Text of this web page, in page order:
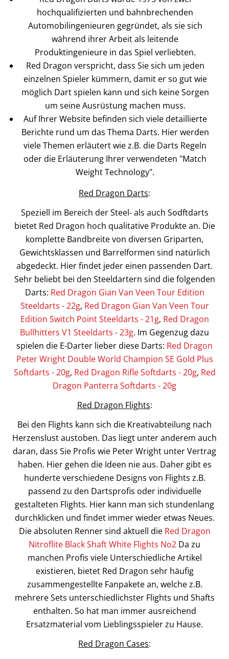
hochqualifizierten und bahnbrechenden
Automobilingenieuren gegründet, als sie sich
während ihrer Arbeit als leitende
Produktingenieure in das Spiel verliebten.
Red Dragon verspricht, dass Sie sich um jeden
einzelnen Spieler kümmern, damit er so gut wie
möglich Dart spielen kann und sich keine Sorgen
um seine Ausrüstung machen muss.
Auf Ihrer Website befinden sich viele detaillierte
Berichte rund um das Thema Darts. Hier werden
viele Themen erläutert wie z.B. die Darts Regeln
oder die Erläuterung Ihrer verwendeten "Match
Weight Technology".
Red Dragon Darts:
Speziell im Bereich der Steel- als auch Sodftdarts
bietet Red Dragon hoch qualitative Produkte an. Die
komplette Bandbreite von diversen Griparten,
Gewichtsklassen und Barrelformen sind natürlich
abgedeckt. Hier findet jeder einen passenden Dart.
Sehr beliebt bei den Steeldartern sind die folgenden
Darts: Red Dragon Gian Van Veen Tour Edition
Steeldarts - 22g, Red Dragon Gian Van Veen Tour
Edition Switch Point Steeldarts - 21g, Red Dragon
Bullhitters V1 Steeldarts - 23g. Im Gegenzug dazu
spielen die E-Darter lieber diese Darts: Red Dragon
Peter Wright Double World Champion SE Gold Plus
Softdarts - 20g, Red Dragon Rifle Softdarts - 20g, Red
Dragon Panterra Softdarts - 20g
Red Dragon Flights:
Bei den Flights kann sich die Kreativabteilung nach
Herzenslust austoben. Das liegt unter anderem auch
daran, dass Sie Profis wie Peter Wright unter Vertrag
haben. Hier gehen die Ideen nie aus. Daher gibt es
hunderte verschiedene Designs von Flights z.B.
passend zu den Dartsprofis oder individuelle
gestalteten Flights. Hier kann man sich stundenlang
durchklicken und findet immer wieder etwas Neues.
Die absoluten Renner sind aktuell die Red Dragon
Nitroflite Black Shaft White Flights No2 Da zu
manchen Profis viele Unterschiedliche Artikel
existieren, bietet Red Dragon sehr häufig
zusammengestellte Fanpakete an, welche z.B.
mehrere Sets unterschiedlichster Flights und Shafts
enthalten. So hat man immer ausreichend
Ersatzmaterial vom Lieblingsspieler zu Hause.
Red Dragon Cases: